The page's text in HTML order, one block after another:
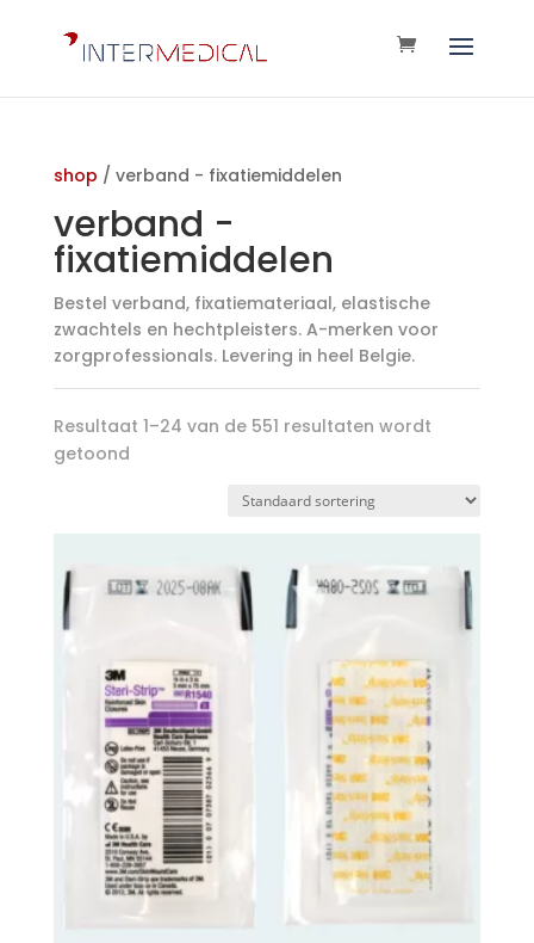
shop / verband - fixatiemiddelen
verband -
fixatiemiddelen
Bestel verband, fixatiemateriaal, elastische
zwachtels en hechtpleisters. A-merken voor
zorgprofessionals. Levering in heel Belgie.
Resultaat 1–24 van de 551 resultaten wordt
getoond